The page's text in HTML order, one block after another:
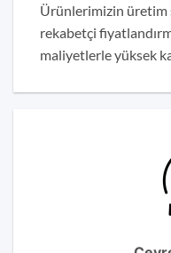
Ürünlerimizin üretim
rekabetçi
maliyetlerle yüksek